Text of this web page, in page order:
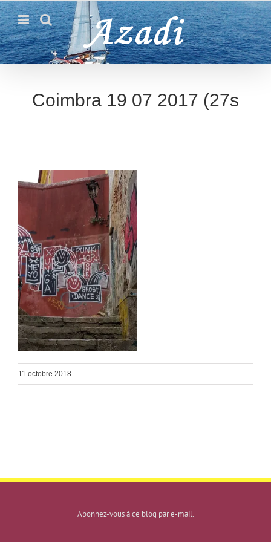
Passer
au
contenu
Coimbra 19 07 2017 (27s
11 octobre 2018
Abonnez-vous à ce blog par e-mail.